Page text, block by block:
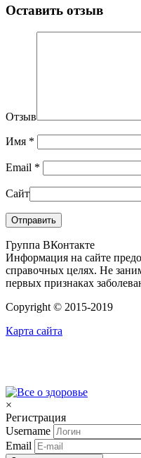
Оставить отзыв
Отзыв
Имя *
Email *
Сайт
Группа ВКонтакте
Информация на сайте
справочных целях. Не
первых признаках
Copyright © 2015-2019
Карта сайта
×
Регистрация
Username
Email